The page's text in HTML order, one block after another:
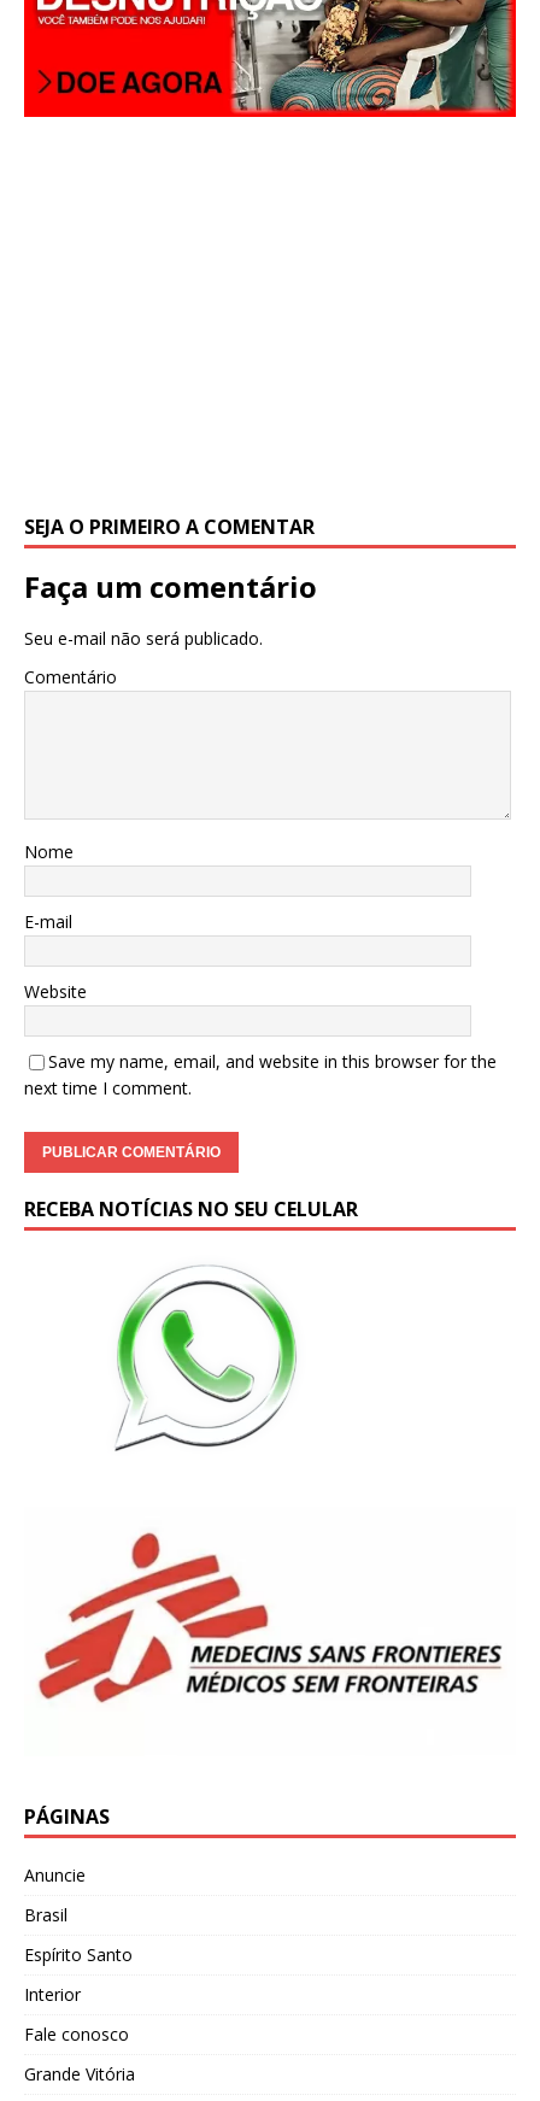
SEJA O PRIMEIRO A COMENTAR
Faça um comentário
Seu e-mail não será publicado.
Comentário
Nome
E-mail
Website
Save my name, email, and website in this browser for the
next time I comment.
RECEBA NOTÍCIAS NO SEU CELULAR
PÁGINAS
Anuncie
Brasil
Espírito Santo
Interior
Fale conosco
Grande Vitória